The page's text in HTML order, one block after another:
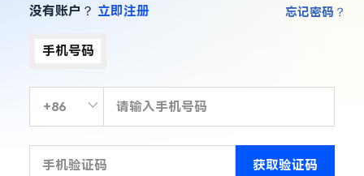
没有账户？ 立即注册
手机号码
获取验证码
忘记密码？